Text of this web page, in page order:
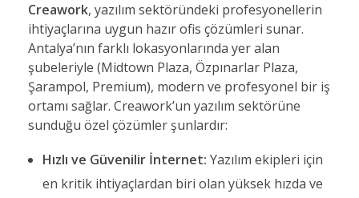
Creawork, yazılım sektöründeki profesyonellerin
ihtiyaçlarına uygun hazır ofis çözümleri sunar.
Antalya’nın farklı lokasyonlarında yer alan
şubeleriyle (Midtown Plaza, Özpınarlar Plaza,
Şarampol, Premium), modern ve profesyonel bir iş
ortamı sağlar. Creawork’un yazılım sektörüne
sunduğu özel çözümler şunlardır:
Hızlı ve Güvenilir İnternet: Yazılım ekipleri için
en kritik ihtiyaçlardan biri olan yüksek hızda ve